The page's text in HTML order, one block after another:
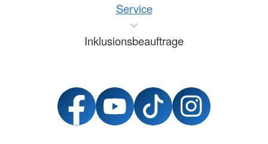
Service
Inklusionsbeauftrage